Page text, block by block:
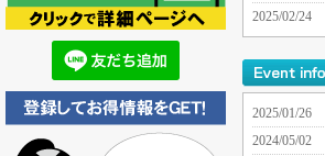
2025/02/24
2025/01/26
2024/05/02